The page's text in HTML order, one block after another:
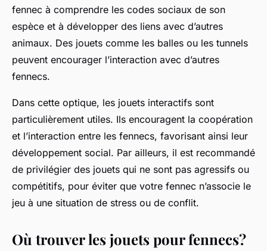
fennec à comprendre les codes sociaux de son
espèce et à développer des liens avec d’autres
animaux. Des jouets comme les balles ou les tunnels
peuvent encourager l’interaction avec d’autres
fennecs.
Dans cette optique, les jouets interactifs sont
particulièrement utiles. Ils encouragent la coopération
et l’interaction entre les fennecs, favorisant ainsi leur
développement social. Par ailleurs, il est recommandé
de privilégier des jouets qui ne sont pas agressifs ou
compétitifs, pour éviter que votre fennec n’associe le
jeu à une situation de stress ou de conflit.
Où trouver les jouets pour fennecs?